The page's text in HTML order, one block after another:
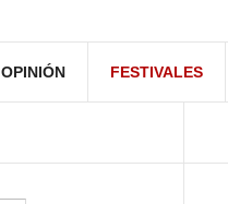
OPINIÓN FESTIVALES